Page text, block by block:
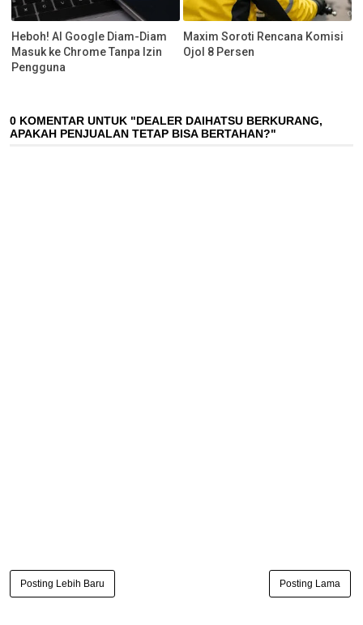
Heboh! AI Google Diam-Diam
Masuk ke Chrome Tanpa Izin
Pengguna
Maxim Soroti Rencana Komisi
Ojol 8 Persen
0 KOMENTAR UNTUK "DEALER DAIHATSU BERKURANG,
APAKAH PENJUALAN TETAP BISA BERTAHAN?"
Posting Lebih Baru Posting Lama